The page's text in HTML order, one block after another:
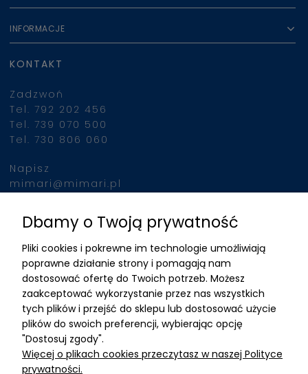
INFORMACJE
KONTAKT
Zadzwoń
Tel. 792 202 456
Tel. 739 070 500
Tel. 730 806 060
Napisz
mimari@mimari.pl
Znajdziesz nas
ADRES
MIMARI sp z o.o.
ul. Kurkowa 12
50-210 Wrocław
Dane rejestracyjne
NIP:8982325327
Dbamy o Twoją prywatność
Pliki cookies i pokrewne im technologie umożliwiają
poprawne działanie strony i pomagają nam
dostosować ofertę do Twoich potrzeb. Możesz
zaakceptować wykorzystanie przez nas wszystkich
tych plików i przejść do sklepu lub dostosować użycie
plików do swoich preferencji, wybierając opcję
"Dostosuj zgody".
Więcej o plikach cookies przeczytasz w naszej Polityce
prywatności.